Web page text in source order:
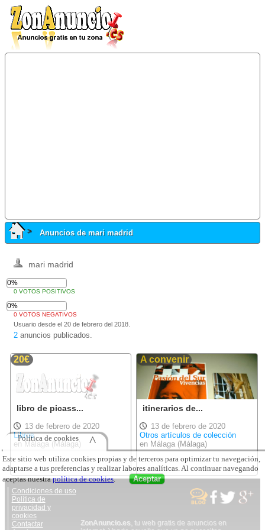
Anuncios de mari madrid
mari madrid
0%
0 VOTOS POSITIVOS
0%
0 VOTOS NEGATIVOS
Usuario desde el 20 de febrero del 2018.
2 anuncios publicados.
20€
libro de picass...
13 de febrero de 2020
Libros
en Málaga (Málaga)
A convenir
itinerarios de...
13 de febrero de 2020
Otros artículos de colección
en Málaga (Málaga)
Condiciones de uso
Política de
privacidad y
cookies
Contactar
ZonAnuncio.es , tu web gratis de anuncios en
Este sitio web utiliza cookies propias y de terceros para optimizar tu navegación,
adaptarse a tus preferencias y realizar labores analíticas. Al continuar navegando
aceptas nuestrapolítica de cookies. Aceptar
Política de cookies ^